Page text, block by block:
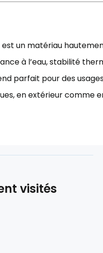
est un matériau
à l’eau, stabilité
parfait pour des
en extérieur comme
visités